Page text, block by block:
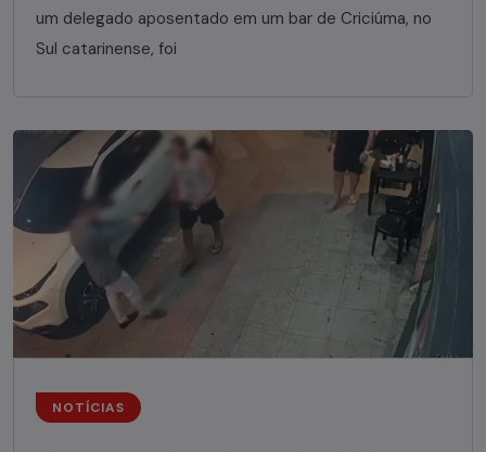
um delegado aposentado em um bar de Criciúma, no
Sul catarinense, foi
NOTÍCIAS